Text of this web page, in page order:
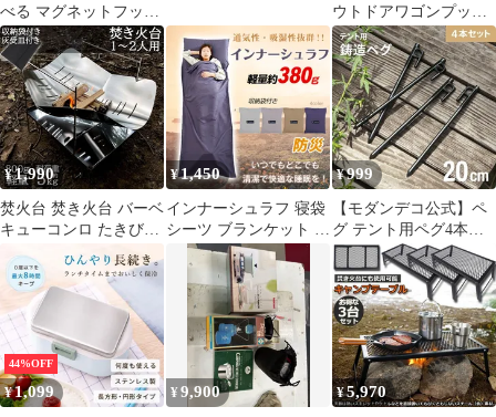
べる マグネットフック
磁石 カラビナ テント
タープ キャンプ アウト
ドア 吊り下げ ハンガー
小物 冷蔵庫 グッズ ア
ウトドア用品 キャンプ
グッズ ランタンハンガ
ー ブラック ホワイト
黒 白
ウトドアワゴンプッシ
ュハンドル 2238319 ア
ウトドア キャンプ キャ
リーワゴン キャンプ用
品 アウトドアワゴン
NX
¥1,990
焚火台 焚き火台 バーベ
キューコンロ たきび台
火台 たき火台 コンパク
ト 軽量 コンパクトBBQ
コンロ 1台多役 1-2人用
BBQ 薪 アウトドア キ
ャンプ用品 携帯便利 収
納袋付き
¥1,450
インナーシュラフ 寝袋
シーツ ブランケット ひ
ざかけ マット アウトド
ア 防災 緊急時 キャン
プ 車中泊 軽量 コンパ
クト キャンプ用品
od566
¥999
【モダンデコ公式】ペ
グ テント用ペグ4本セ
ット 固定用ピン アウト
ドア キャンプ キャンプ
用品 固定用ペグ 固い土
草地 河原 登山 打ち込
みやすい 防錆 防サビ
鋳造 設営 ペグ 鋳造 テ
ント タープテント ソロ
キャンプ 買い替え
44%OFF
¥1,099 ¥9,900 ¥5,970